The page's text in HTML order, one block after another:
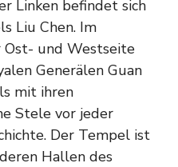
Linken befindet sich
Liu Chen. Im
Ost- und Westseite
Generälen Guan
mit ihren
Stele vor jeder
Der Tempel ist
Hallen des